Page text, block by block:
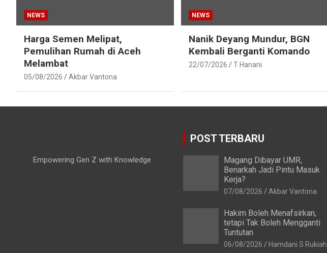
NEWS
Harga Semen Melipat,
Pemulihan Rumah di Aceh
Melambat
05/08/2026 Akbar Vantona
NEWS
Nanik Deyang Mundur, BGN
Kembali Berganti Komando
22/07/2026 T Hanani
Empowering Gen Z with Knowledge
POST TERBARU
Magang Dibayar UMR,
Benarkah Jadi Pintu Masuk
Kerja?
07/08/2026 Akbar Vantona
Hakim Boleh Menafsirkan,
tetapi Tak Boleh Mengganti
Tuntutan
06/08/2026 Hamdani S Rukiah